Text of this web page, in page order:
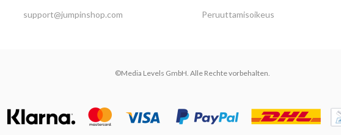
support@jumpinshop.com
Peruuttamisoikeus
©Media Levels GmbH. Alle Rechte vorbehalten.